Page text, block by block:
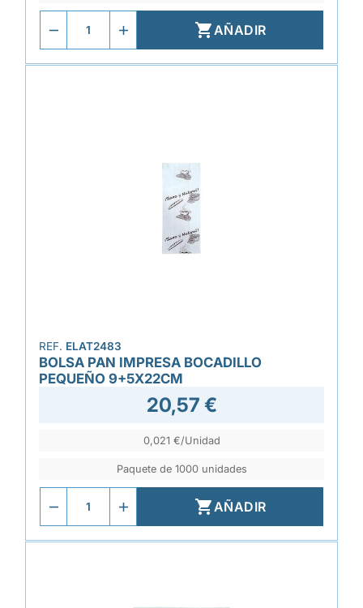
AÑADIR
REF. ELAT2483
BOLSA PAN IMPRESA BOCADILLO
PEQUEÑO 9+5X22CM
20,57 €
0,021 €/Unidad
Paquete de 1000 unidades
AÑADIR